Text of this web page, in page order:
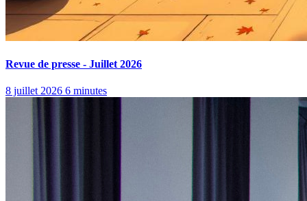
Revue de presse - Juillet 2026
8 juillet 2026 6 minutes